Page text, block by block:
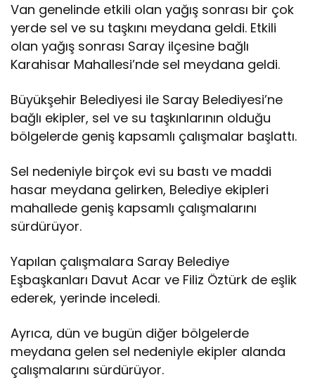
Van genelinde etkili olan yağış sonrası bir çok
yerde sel ve su taşkını meydana geldi. Etkili
olan yağış sonrası Saray ilçesine bağlı
Karahisar Mahallesi’nde sel meydana geldi.
Büyükşehir Belediyesi ile Saray Belediyesi’ne
bağlı ekipler, sel ve su taşkınlarının olduğu
bölgelerde geniş kapsamlı çalışmalar başlattı.
Sel nedeniyle birçok evi su bastı ve maddi
hasar meydana gelirken, Belediye ekipleri
mahallede geniş kapsamlı çalışmalarını
sürdürüyor.
Yapılan çalışmalara Saray Belediye
Eşbaşkanları Davut Acar ve Filiz Öztürk de eşlik
ederek, yerinde inceledi.
Ayrıca, dün ve bugün diğer bölgelerde
meydana gelen sel nedeniyle ekipler alanda
çalışmalarını sürdürüyor.